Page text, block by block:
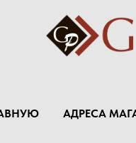
АДРЕСА